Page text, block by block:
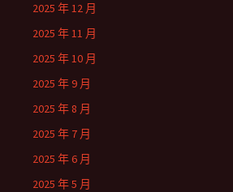
2025 年 12 月
2025 年 11 月
2025 年 10 月
2025 年 9 月
2025 年 8 月
2025 年 7 月
2025 年 6 月
2025 年 5 月